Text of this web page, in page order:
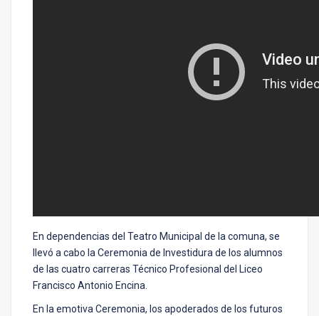
En dependencias del Teatro Municipal de la comuna, se
llevó a cabo la Ceremonia de Investidura de los alumnos
de las cuatro carreras Técnico Profesional del Liceo
Francisco Antonio Encina.
En la emotiva Ceremonia, los apoderados de los futuros